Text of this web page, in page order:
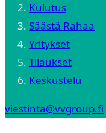
Kulutus
Säästä Rahaa
Yritykset
Tilaukset
Keskustelu
viestinta@vvgroup.fi